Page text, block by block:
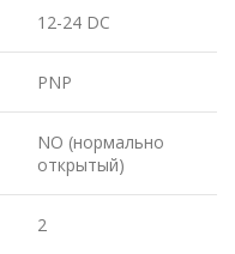
12-24 DC
PNP
NO (нормально
открытый)
2